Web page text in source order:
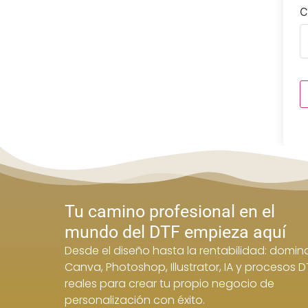
Tu camino profesional en el
mundo del DTF empieza aquí
Desde el diseño hasta la rentabilidad:
Canva, Photoshop, Illustrator, IA y procesos
reales para crear tu propio negocio de
personalización con éxito.